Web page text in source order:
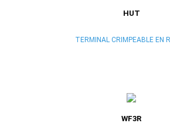
HUT
TERMINAL CRIMPEABLE EN
WF3R